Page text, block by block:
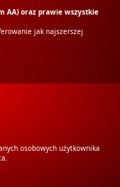
AA) oraz prawie wszystkie
jak najszerszej
osobowych użytkownika